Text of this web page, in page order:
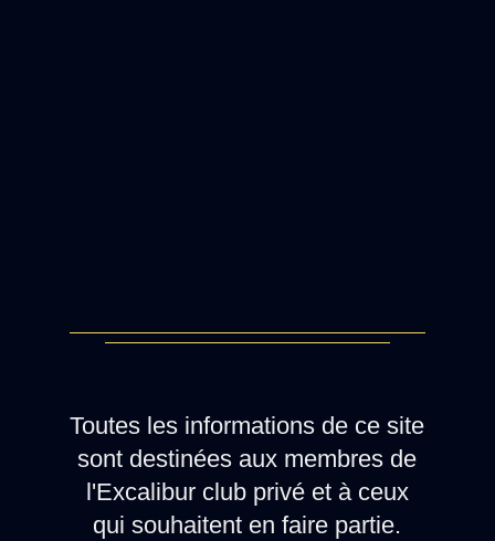
Toutes les informations de ce site
sont destinées aux membres de
l'Excalibur club privé et à ceux
qui souhaitent en faire partie.